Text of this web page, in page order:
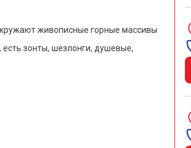
живописные горные массивы
зонты, шезлонги, душевые,